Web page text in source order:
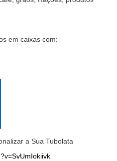
em caixas com:
a Sua Tubolata